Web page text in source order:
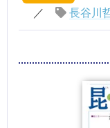
／ 長谷川